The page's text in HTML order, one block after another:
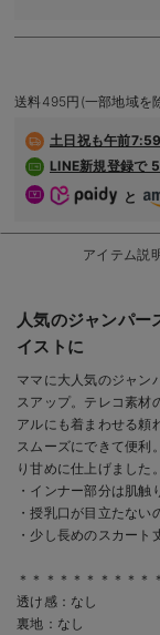
送料495円(一部地域を
土日祝も午前
LINE新規登録で
と
アイテム説
人気のジャンパ
イストに
ママに大人気のジャン
スアップ。テレコ素材
アルにも着まわせる頼
スムーズにできて便利
り甘めに仕上げました。
・インナー部分は肌触
・授乳口が目立たな
・少し長めのスカート
＊＊＊＊＊＊＊＊＊＊
透け感：なし
裏地：なし